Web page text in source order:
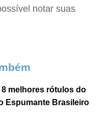
notar suas
melhores rótulos do
Espumante Brasileiro